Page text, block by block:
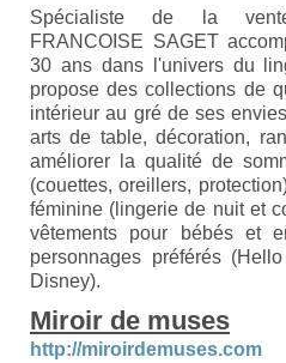
Spécialiste de la
FRANCOISE SAGET
30 ans dans l'univers du
propose des collections de
intérieur au gré de ses
arts de table, décoration,
améliorer la qualité de
(couettes, oreillers,
féminine (lingerie de nuit et
vêtements pour bébés et
personnages préférés
Disney).
Miroir de muses
http://miroirdemuses.com